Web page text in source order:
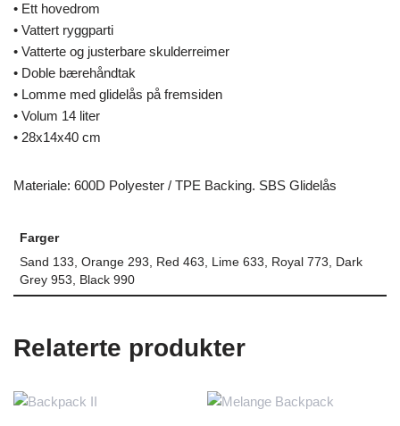
• Ett hovedrom
• Vattert ryggparti
• Vatterte og justerbare skulderreimer
• Doble bærehåndtak
• Lomme med glidelås på fremsiden
• Volum 14 liter
• 28x14x40 cm
Materiale: 600D Polyester / TPE Backing. SBS Glidelås
Farger
Sand 133, Orange 293, Red 463, Lime 633, Royal 773, Dark
Grey 953, Black 990
Relaterte produkter